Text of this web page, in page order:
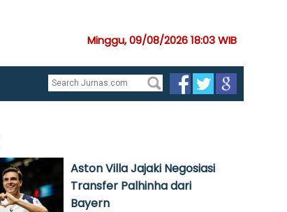
Minggu, 09/08/2026 18:03 WIB
Aston Villa Jajaki Negosiasi
Transfer Palhinha dari
Bayern